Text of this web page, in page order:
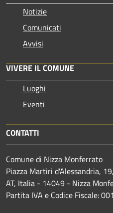
Notizie
Comunicati
Avvisi
VIVERE IL COMUNE
Luoghi
Eventi
CONTATTI
Comune di Nizza Monferrato
Piazza Martiri d'Alessandria,
AT, Italia - 14049 - Nizza
Partita IVA e Codice Fiscale: